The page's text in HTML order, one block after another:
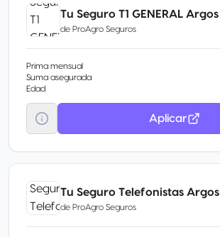
Tu Seguro T1 GENERAL Argos
de ProAgro Seguros
Prima mensual
Suma asegurada
Edad
Aplicar
Tu Seguro Telefonistas Argos
de ProAgro Seguros